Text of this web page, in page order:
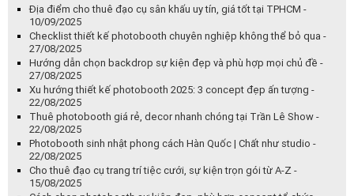
Địa điểm cho thuê đạo cụ sân khấu uy tín, giá tốt tại TPHCM -
10/09/2025
Checklist thiết kế photobooth chuyên nghiệp không thể bỏ qua -
27/08/2025
Hướng dẫn chọn backdrop sự kiện đẹp và phù hợp mọi chủ đề -
27/08/2025
Xu hướng thiết kế photobooth 2025: 3 concept đẹp ấn tượng -
22/08/2025
Thuê photobooth giá rẻ, decor nhanh chóng tại Trần Lê Show -
22/08/2025
Photobooth sinh nhật phong cách Hàn Quốc | Chất như studio -
22/08/2025
Cho thuê đạo cụ trang trí tiệc cưới, sự kiện trọn gói từ A-Z -
15/08/2025